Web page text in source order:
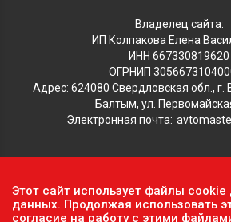
Владелец сайта:
ИП Колпакова Елена
ИНН 667330819620
ОГРНИП
Адрес: 624080 Свердловская обл., г.
Балтым, ул.
Электронная почта:
Обратите внимание, что данный сайт
информационный характер и ни при
является публичной офертой,
Этот сайт использует файлы cookie
данных. Продолжая использовать
согласие на работу с этими